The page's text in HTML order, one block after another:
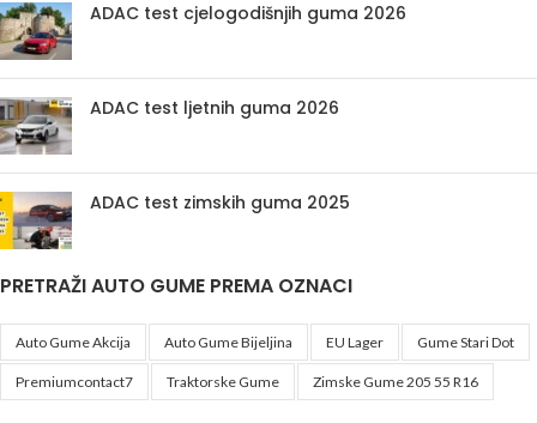
ADAC test cjelogodišnjih guma 2026
ADAC test ljetnih guma 2026
ADAC test zimskih guma 2025
PRETRAŽI AUTO GUME PREMA OZNACI
Auto Gume Akcija Auto Gume Bijeljina EU Lager Gume Stari Dot
Premiumcontact7 Traktorske Gume Zimske Gume 205 55 R16